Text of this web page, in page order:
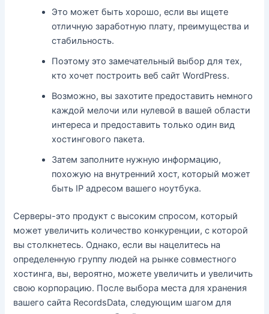
Это может быть хорошо, если вы ищете
отличную заработную плату, преимущества и
стабильность.
Поэтому это замечательный выбор для тех,
кто хочет построить веб сайт WordPress.
Возможно, вы захотите предоставить немного
каждой мелочи или нулевой в вашей области
интереса и предоставить только один вид
хостингового пакета.
Затем заполните нужную информацию,
похожую на внутренний хост, который может
быть IP адресом вашего ноутбука.
Серверы-это продукт с высоким спросом, который
может увеличить количество конкуренции, с которой
вы столкнетесь. Однако, если вы нацелитесь на
определенную группу людей на рынке совместного
хостинга, вы, вероятно, можете увеличить и увеличить
свою корпорацию. После выбора места для хранения
вашего сайта RecordsData, следующим шагом для